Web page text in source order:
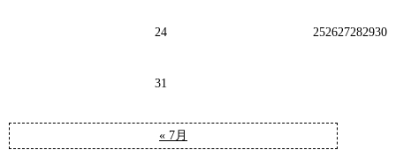
« 7月
24 252627282930
31